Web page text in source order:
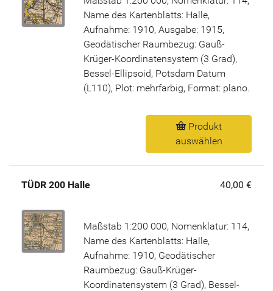
Name des Kartenblatts: Halle,
Aufnahme: 1910, Ausgabe: 1915,
Geodätischer Raumbezug: Gauß-
Krüger-Koordinatensystem (3 Grad),
Bessel-Ellipsoid, Potsdam Datum
(L110), Plot: mehrfarbig, Format: plano.
Produkt
auswählen
TÜDR 200 Halle 40,00 €
Maßstab 1:200 000, Nomenklatur: 114,
Name des Kartenblatts: Halle,
Aufnahme: 1910, Geodätischer
Raumbezug: Gauß-Krüger-
Koordinatensystem (3 Grad), Bessel-